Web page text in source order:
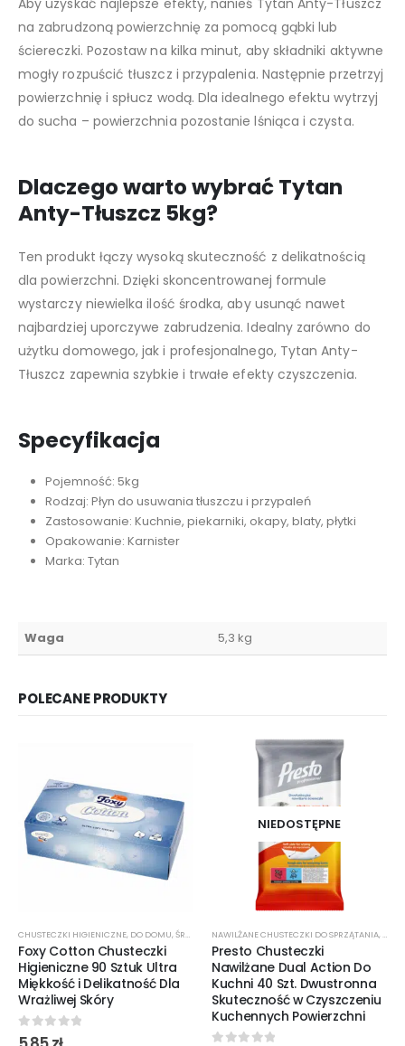
na zabrudzoną powierzchnię za pomocą gąbki lub
ściereczki. Pozostaw na kilka minut, aby składniki aktywne
mogły rozpuścić tłuszcz i przypalenia. Następnie przetrzyj
powierzchnię i spłucz wodą. Dla idealnego efektu wytrzyj
do sucha – powierzchnia pozostanie lśniąca i czysta.
Dlaczego warto wybrać Tytan
Anty-Tłuszcz 5kg?
Ten produkt łączy wysoką skuteczność z delikatnością
dla powierzchni. Dzięki skoncentrowanej formule
wystarczy niewielka ilość środka, aby usunąć nawet
najbardziej uporczywe zabrudzenia. Idealny zarówno do
użytku domowego, jak i profesjonalnego, Tytan Anty-
Tłuszcz zapewnia szybkie i trwałe efekty czyszczenia.
Specyfikacja
Pojemność: 5kg
Rodzaj: Płyn do usuwania tłuszczu i przypaleń
Zastosowanie: Kuchnie, piekarniki, okapy, blaty, płytki
Opakowanie: Karnister
Marka: Tytan
Waga 5,3 kg
POLECANE PRODUKTY
CHUSTECZKI HIGIENICZNE, DO DOMU,ŚRODKI CZYSTOŚCI
Foxy Cotton Chusteczki
Higieniczne 90 Sztuk Ultra
Miękkość i Delikatność Dla
Wrażliwej Skóry
0out of 5
NIEDOSTĘPNE
NAWILŻANE CHUSTECZKI DO SPRZĄTANIA,
Presto Chusteczki
Nawilżane Dual Action Do
Kuchni 40 Szt. Dwustronna
Skuteczność w Czyszczeniu
Kuchennych Powierzchni